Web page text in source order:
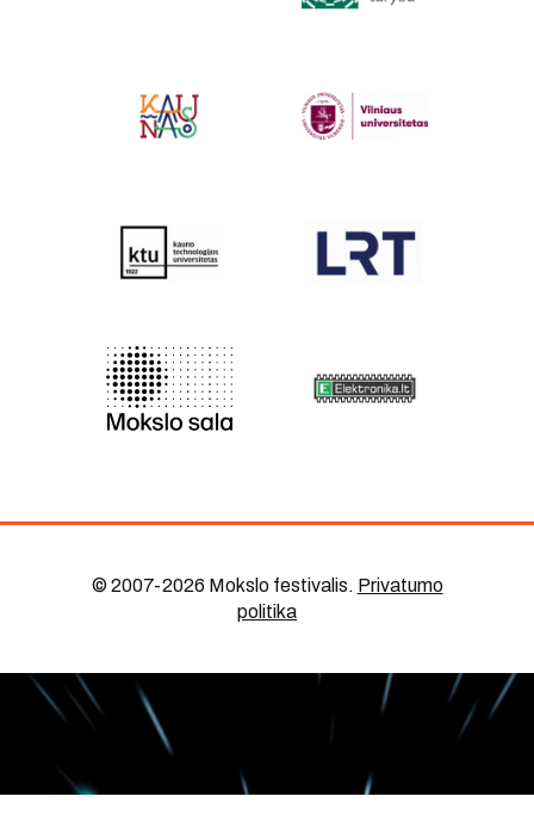
© 2007-2026 Mokslo festivalis. Privatumo
politika